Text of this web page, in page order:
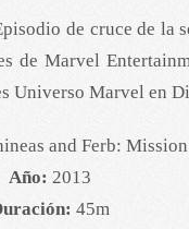
de cruce de la
de Marvel
Universo Marvel en
and Ferb:
Año: 2013
45m